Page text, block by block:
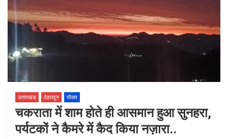
उत्तराखंड देहरादून मौसम
चकराता में शाम होते ही आसमान हुआ सुनहरा,
पर्यटकों ने कैमरे में कैद किया नज़ारा..